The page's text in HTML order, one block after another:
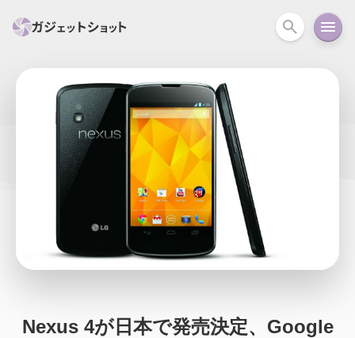
スマホ PC関連
スマートホーム アクションカメラ
iPad Mac Android
ニュース オーディオ 周辺機器
Nexus 4が日本で発売決定、Google